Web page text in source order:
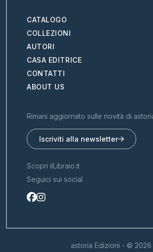
CATALOGO
COLLEZIONI
AUTORI
CASA EDITRICE
CONTATTI
ABOUT US
Rimani aggiornato sulle novità di
Iscriviti alla newsletter
Scopri ilLibraio.it
Seguici sui social
astoria Edizioni - © 2026